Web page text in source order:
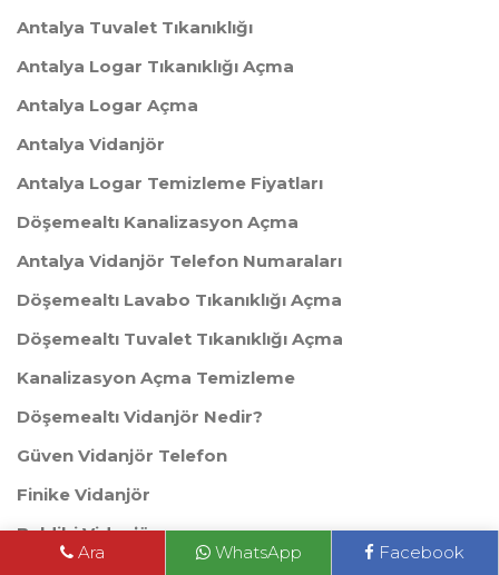
Antalya Tuvalet Tıkanıklığı
Antalya Logar Tıkanıklığı Açma
Antalya Logar Açma
Antalya Vidanjör
Antalya Logar Temizleme Fiyatları
Döşemealtı Kanalizasyon Açma
Antalya Vidanjör Telefon Numaraları
Döşemealtı Lavabo Tıkanıklığı Açma
Döşemealtı Tuvalet Tıkanıklığı Açma
Kanalizasyon Açma Temizleme
Döşemealtı Vidanjör Nedir?
Güven Vidanjör Telefon
Finike Vidanjör
Beldibi Vidanjör
Ara WhatsApp Facebook